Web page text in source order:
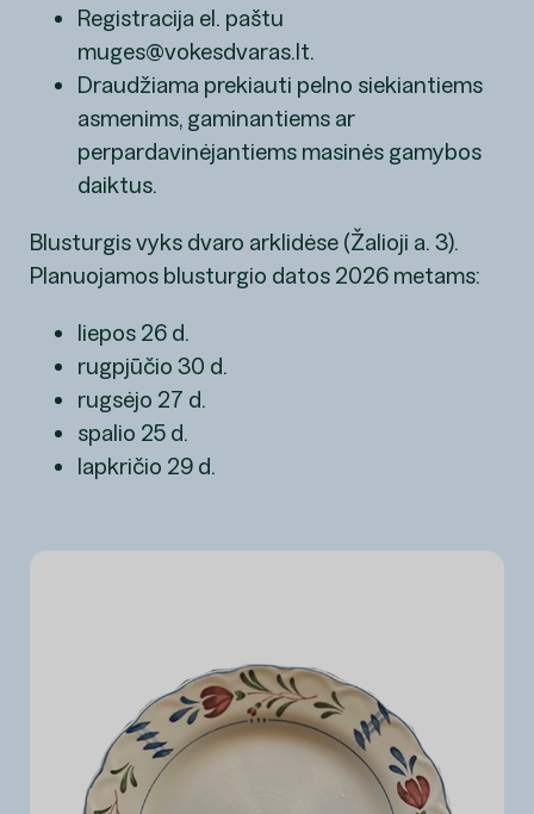
Registracija el. paštu
muges@vokesdvaras.lt.
Draudžiama prekiauti pelno siekiantiems
asmenims, gaminantiems ar
perpardavinėjantiems masinės gamybos
daiktus.
Blusturgis vyks dvaro arklidėse (Žalioji a. 3).
Planuojamos blusturgio datos 2026 metams:
liepos 26 d.
rugpjūčio 30 d.
rugsėjo 27 d.
spalio 25 d.
lapkričio 29 d.